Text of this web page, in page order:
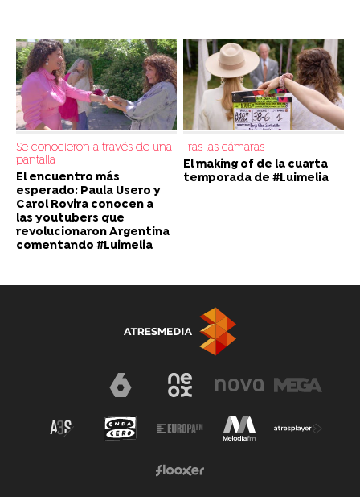
Se conocieron a través de una
pantalla
El encuentro más
esperado: Paula Usero y
Carol Rovira conocen a
las youtubers que
revolucionaron Argentina
comentando #Luimelia
Tras las cámaras
El making of de la cuarta
temporada de #Luimelia